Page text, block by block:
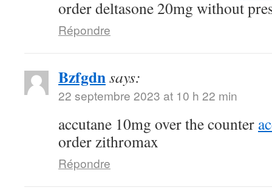
order deltasone 20mg without
Répondre
Bzfgdnsays:
22 septembre 2023 at 10 h 22 min
accutane 10mg over the counter
order zithromax
Répondre